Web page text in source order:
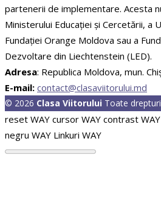
partenerii de implementare. Acesta
Ministerului Educației și Cercetării, a
Fundației Orange Moldova sau a
Dezvoltare din Liechtenstein (LED).
Adresa: Republica Moldova, mun.
E-mail: contact@clasaviitorului.md
© 2026 Clasa Viitorului Toate
reset WAY cursor WAY contrast WAY
negru WAY Linkuri WAY